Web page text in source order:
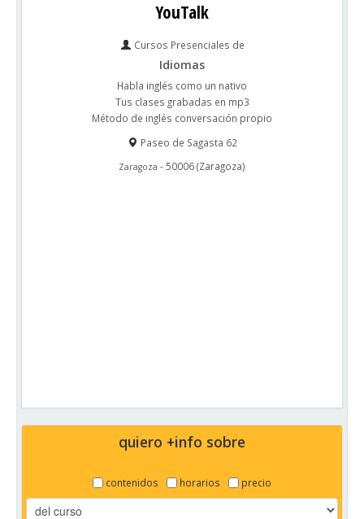
YouTalk
Cursos Presenciales de
Idiomas
Habla inglés como un nativo
Tus clases grabadas en mp3
Método de inglés conversación propio
Paseo de Sagasta 62
Zaragoza -50006(Zaragoza)
quiero +info sobre
contenidos horarios precio